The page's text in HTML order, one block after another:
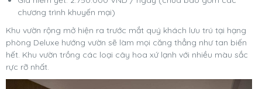
chương trình khuyến mại)
Khu vườn rộng mở hiện ra trước mắt quý khách lưu trú tại hạng
phòng Deluxe hướng vườn sẽ làm mọi căng thẳng như tan biến
hết. Khu vườn trồng các loại cây hoa xứ lạnh với nhiều màu sắc
rực rỡ nhất.